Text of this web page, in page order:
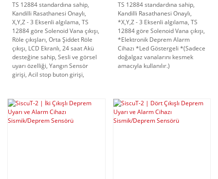
TS 12884 standardına sahip,
Kandilli Rasathanesi Onaylı,
X,Y,Z - 3 Eksenli algılama, TS
12884 göre Solenoid Vana çıkışı,
Röle çıkışları, Orta Şiddet Röle
çıkışı, LCD Ekranlı, 24 saat Akü
desteğine sahip, Sesli ve görsel
uyarı özelliği, Yangın Sensör
girişi, Acil stop buton girişi,
Sensörü
TS 12884 standardına sahip,
Kandilli Rasathanesi Onaylı,
*X,Y,Z - 3 Eksenli algılama, TS
12884 göre Solenoid Vana çıkışı,
*Elektronik Deprem Alarm
Cihazı *Led Göstergeli *(Sadece
doğalgaz vanalarını kesmek
amacıyla kullanılır.)